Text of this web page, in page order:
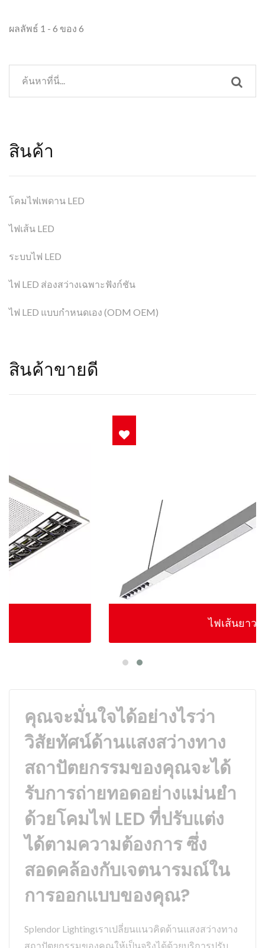
ผลลัพธ์ 1 - 6 ของ 6
สินค้า
โคมไฟเพดาน LED
ไฟเส้น LED
ระบบไฟ LED
ไฟ LED ส่องสว่างเฉพาะฟังก์ชัน
ไฟ LED แบบกำหนดเอง (ODM OEM)
สินค้าขายดี
คุณจะมั่นใจได้อย่างไรว่า
วิสัยทัศน์ด้านแสงสว่างทาง
สถาปัตยกรรมของคุณจะได้
รับการถ่ายทอดอย่างแม่นยำ
ด้วยโคมไฟ LED ที่ปรับแต่ง
ได้ตามความต้องการ ซึ่ง
สอดคล้องกับเจตนารมณ์ใน
การออกแบบของคุณ?
Splendor Lightingเราเปลี่ยนแนวคิดด้านแสงสว่างทาง
สถาปัตยกรรมของคุณให้เป็นจริงได้ด้วยบริการปรับ